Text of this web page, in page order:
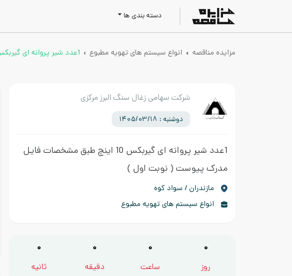
دسته بندی ها
مزایده مناقصه انواع سیستم های تهویه مطبوع 1عدد شیر پروانه ای گیربکس 10 اینچ طبق مشخصات فایل مدرک پیوست
شرکت سهامی زغال سنگ البرز مرکزی
دوشنبه : 1405/03/18
1عدد شیر پروانه ای گیربکس 10 اینچ طبق مشخصات فایل
مدرک پیوست( نوبت اول )
مازندران / سواد کوه
انواع سیستم های تهویه مطبوع
0
روز
0
ساعت
0
دقیقه
0
ثانیه